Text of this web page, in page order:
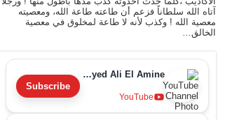
آتاه الله سلطاناً فزعم أن طاعته طاعة الله، ومعصيته
معصية الله ! وكذب لأنه لا طاعة لمخلوق في معصية
الخالق…
Sayyed Ali El Amine
YouTube
Subscribe